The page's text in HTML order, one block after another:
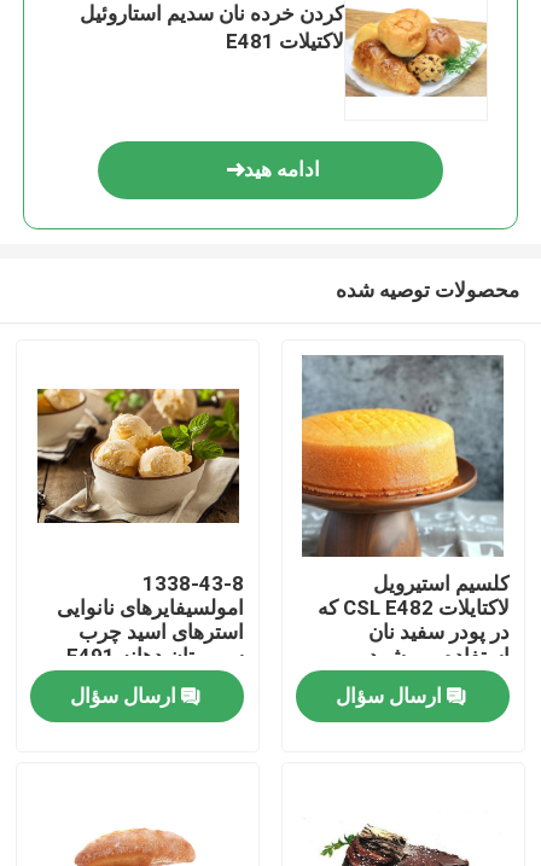
صفحه اصلی
کردن خرده نان سدیم استاروئیل
لاکتیلات E481
ادامه هید
محصولات توصیه شده
کلسیم استیرویل
لاکتایلات CSL E482 که
در پودر سفید نان
استفاده می شود
ارسال سؤال
1338-43-8
امولسیفایرهای نانوایی
استرهای اسید چرب
سوربیتان دهانه E491
موم زرد روشن
ارسال سؤال